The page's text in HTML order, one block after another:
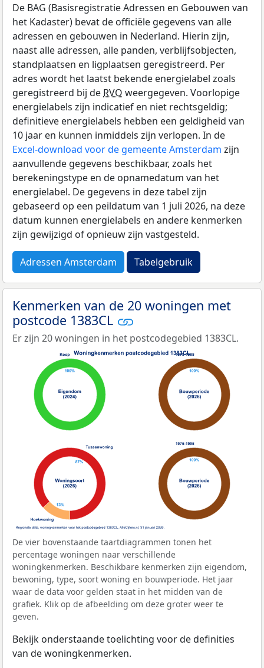
De BAG (Basisregistratie Adressen en Gebouwen van
het Kadaster) bevat de officiële gegevens van alle
adressen en gebouwen in Nederland. Hierin zijn,
naast alle adressen, alle panden, verblijfsobjecten,
standplaatsen en ligplaatsen geregistreerd. Per
adres wordt het laatst bekende energielabel zoals
geregistreerd bij de RVO weergegeven. Voorlopige
energielabels zijn indicatief en niet rechtsgeldig;
definitieve energielabels hebben een geldigheid van
10 jaar en kunnen inmiddels zijn verlopen. In de
Excel-download voor de gemeente Amsterdam zijn
aanvullende gegevens beschikbaar, zoals het
berekeningstype en de opnamedatum van het
energielabel. De gegevens in deze tabel zijn
gebaseerd op een peildatum van 1 juli 2026, na deze
datum kunnen energielabels en andere kenmerken
zijn gewijzigd of opnieuw zijn vastgesteld.
Adressen Amsterdam Tabelgebruik
Kenmerken van de 20 woningen met
postcode 1383CL
Er zijn 20 woningen in het postcodegebied 1383CL.
De vier bovenstaande taartdiagrammen tonen het
percentage woningen naar verschillende
woningkenmerken. Beschikbare kenmerken zijn eigendom,
bewoning, type, soort woning en bouwperiode. Het jaar
waar de data voor gelden staat in het midden van de
grafiek. Klik op de afbeelding om deze groter weer te
geven.
Bekijk onderstaande toelichting voor de definities
van de woningkenmerken.